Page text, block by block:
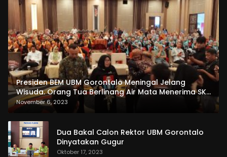
Presiden BEM UBM Gorontalo Meningal Jelang
Wisuda. Orang Tua Berlinang Air Mata Menerima SKL
dan Pemasangan Salempang
November 6, 2023
Dua Bakal Calon Rektor UBM Gorontalo
Dinyatakan Gugur
Oktober 17, 2023